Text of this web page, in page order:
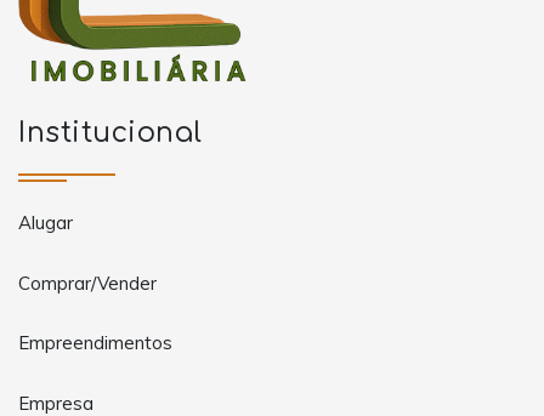
Institucional
Alugar
Comprar/Vender
Empreendimentos
Empresa